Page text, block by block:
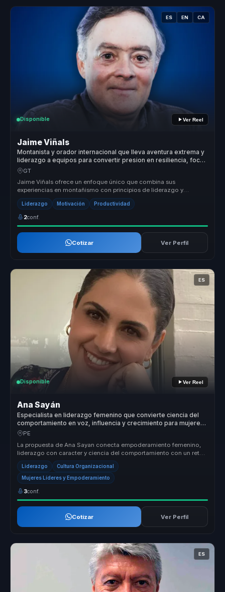
ES EN CA
Disponible Ver Reel
Jaime Viñals
Montanista y orador internacional que lleva aventura extrema y
liderazgo a equipos para convertir presion en resiliencia, foco
y rendimiento.
GT
Jaime Viñals ofrece un enfoque único que combina sus
experiencias en montañismo con principios de liderazgo y
resiliencia. Su metodología...
Liderazgo Motivación Productividad
2conf.
Cotizar Ver Perfil
ES
Disponible Ver Reel
Ana Sayán
Especialista en liderazgo femenino que convierte ciencia del
comportamiento en voz, influencia y crecimiento para mujeres
líderes y equipos.
PE
La propuesta de Ana Sayan conecta empoderamiento femenino,
liderazgo con caracter y ciencia del comportamiento con un reto
concreto para ...
Liderazgo Cultura Organizacional
Mujeres Líderes y Empoderamiento
3conf.
Cotizar Ver Perfil
ES